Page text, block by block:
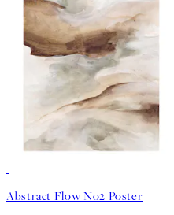
Abstract Flow No2 Poster